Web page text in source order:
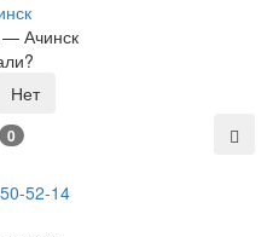
— Ачинск
0
50-52-14